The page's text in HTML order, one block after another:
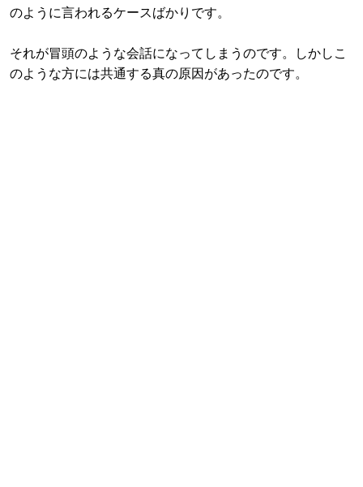
のように言われるケースばかりです。
それが冒頭のような会話になってしまうのです。しかしこ
のような方には共通する真の原因があったのです。